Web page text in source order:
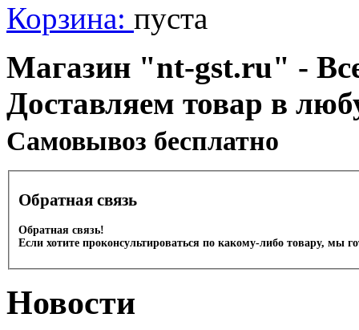
Корзина: пуста
Магазин "nt-gst.ru" -
Доставляем товар в
Cамовывоз бесплатно
Обратная связь
Обратная связь!
Если хотите проконсультироваться по какому-либо товару, мы
Новости